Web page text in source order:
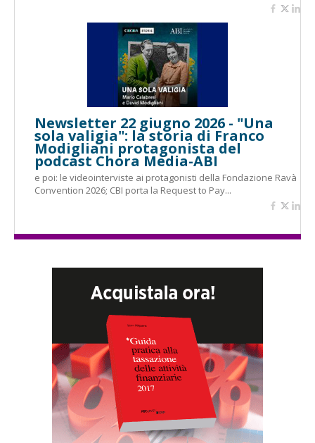
Newsletter 22 giugno 2026 - "Una
sola valigia": la storia di Franco
Modigliani protagonista del
podcast Chora Media-ABI
e poi: le videointerviste ai protagonisti della Fondazione Ravà
Convention 2026; CBI porta la Request to Pay...